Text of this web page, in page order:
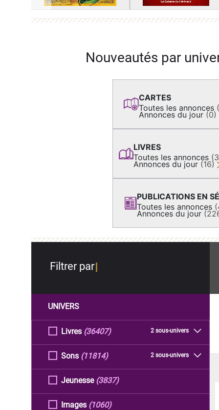
Nouveautés par
CARTES
Toutes les annonces
Annonces du jour (0)
LIVRES
Toutes les annonces
Annonces du jour (16)
PUBLICATIONS EN
Toutes les annonces
Annonces du jour
Filtrer par
UNIVERS
Livres 2 sous-univers
(36407)
Sons 2 sous-univers
(11814)
Jeunesse (3837)
Images (1060)